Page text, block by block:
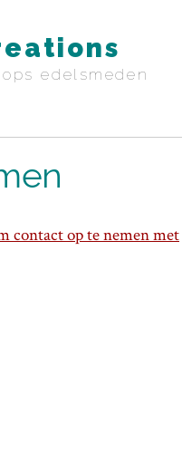
edelsmeden
contact op te nemen met